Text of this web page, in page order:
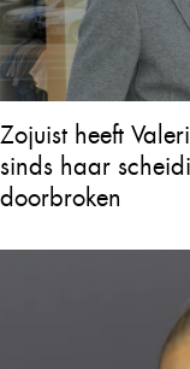
Zojuist heeft
sinds haar
doorbroken